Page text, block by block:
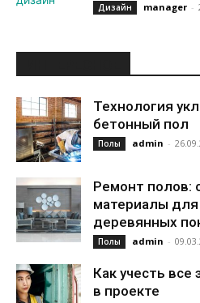
Дизайн manager -
Технология
бетонный пол
Полы admin -
Ремонт полов:
материалы для
деревянных
Полы admin -
Как учесть все
в проекте